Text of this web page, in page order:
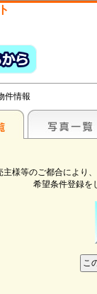
件情報
主様等のご都合により
希望条件登録を